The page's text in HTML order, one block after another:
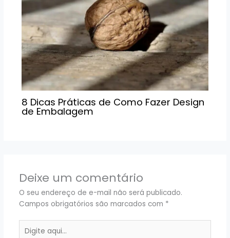
8 Dicas Práticas de Como Fazer Design
de Embalagem
Deixe um comentário
O seu endereço de e-mail não será publicado.
Campos obrigatórios são marcados com *